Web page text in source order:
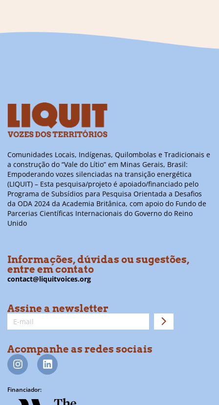
Comunidades Locais, Indígenas, Quilombolas e Tradicionais e
a construção do “Vale do Lítio” em Minas Gerais, Brasil:
Empoderando vozes silenciadas na transição energética
(LIQUIT) – Esta pesquisa/projeto é apoiado/financiado pelo
Programa de Subsídios para Pesquisa Orientada a Desafios
da ODA 2024 da Academia Britânica, com apoio do Fundo de
Parcerias Científicas Internacionais do Governo do Reino
Unido
Informações, dúvidas ou sugestões,
entre em contato
contact@liquitvoices.org
Assine a newsletter
Acompanhe as redes sociais
Financiador: